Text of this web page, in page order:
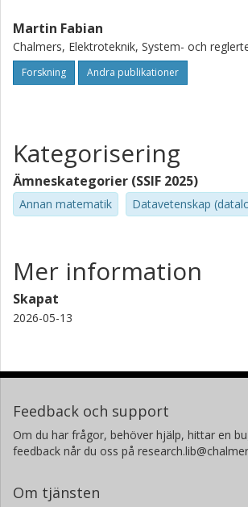
Martin Fabian
Chalmers, Elektroteknik, System- och
Forskning Andra publikationer
Kategorisering
Ämneskategorier (SSIF 2025)
Annan matematik Datavetenskap
Mer information
Skapat
2026-05-13
Feedback och support
Om du har frågor, behöver hjälp, hittar en
feedback når du oss på
Om tjänsten